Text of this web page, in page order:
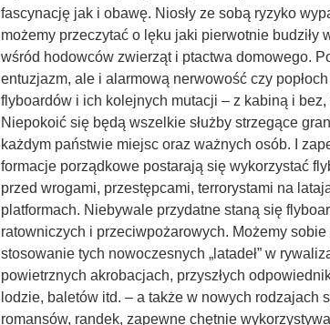
fascynację jak i obawę. Niosły ze sobą ryzyko
możemy przeczytać o lęku jaki pierwotnie budziły
wśród hodowców zwierząt i ptactwa domowego.
entuzjazm, ale i alarmową nerwowość czy
flyboardów i ich kolejnych mutacji – z kabiną i
Niepokoić się będą wszelkie służby strzegące
każdym państwie miejsc oraz ważnych osób. I
formacje porządkowe postarają się wykorzystać
przed wrogami, przestępcami, terrorystami na
platformach. Niebywale przydatne staną się
ratowniczych i przeciwpożarowych. Możemy
stosowanie tych nowoczesnych „latadeł” w
powietrznych akrobacjach, przyszłych
lodzie, baletów itd. – a także w nowych rodzajach
romansów, randek, zapewne chętnie